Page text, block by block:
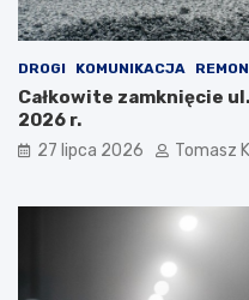
DROGI KOMUNIKACJA
Całkowite zamknięcie
2026 r.
27 lipca 2026 Tomasz